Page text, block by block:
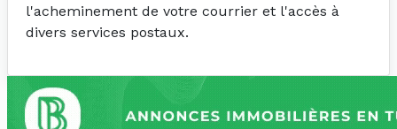
l'acheminement de votre courrier et l'accès à
divers services postaux.